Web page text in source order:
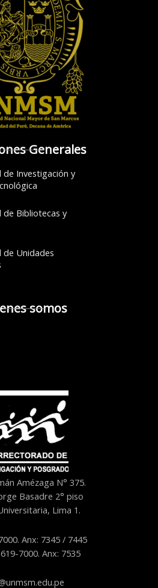
Generales
de Investigación y
de Bibliotecas y
de Unidades
somos
Amézaga N° 375.
Basadre 2° piso
Lima 1.
Anx: 7345 / 7445
7000. Anx: 7535